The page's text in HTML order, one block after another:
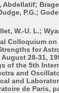
Abdellatif;
P.G.;
W.-U. L.;
Colloquium on
for
August 28-31,
of the 5th
and
and
de Paris,